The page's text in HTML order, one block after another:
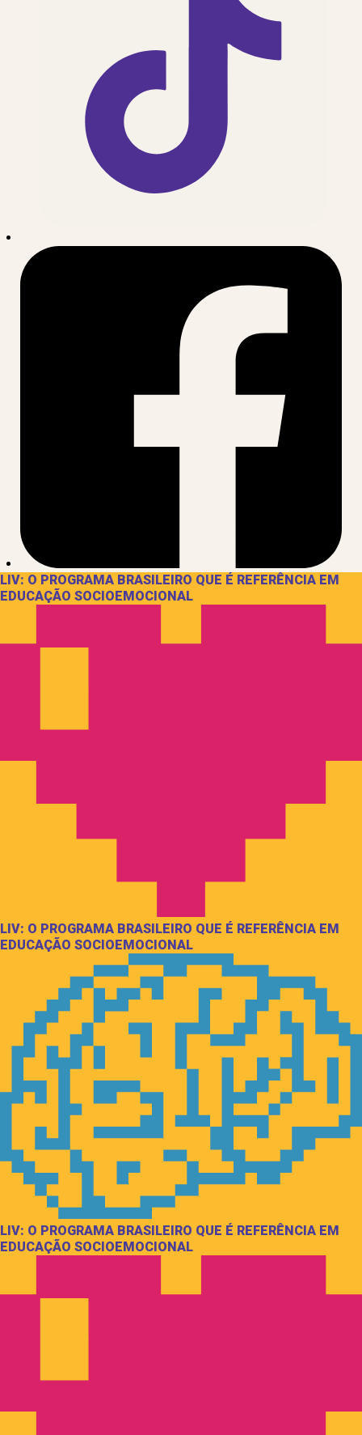
LIV: O PROGRAMA BRASILEIRO QUE É REFERÊNCIA EM
EDUCAÇÃO SOCIOEMOCIONAL
LIV: O PROGRAMA BRASILEIRO QUE É REFERÊNCIA EM
EDUCAÇÃO SOCIOEMOCIONAL
LIV: O PROGRAMA BRASILEIRO QUE É REFERÊNCIA EM
EDUCAÇÃO SOCIOEMOCIONAL